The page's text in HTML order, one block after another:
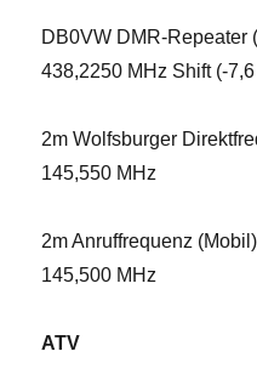
DB0VW DMR-Repeater
438,2250 MHz Shift (-
2m Wolfsburger
145,550 MHz
2m Anruffrequenz (Mobil)
145,500 MHz
ATV